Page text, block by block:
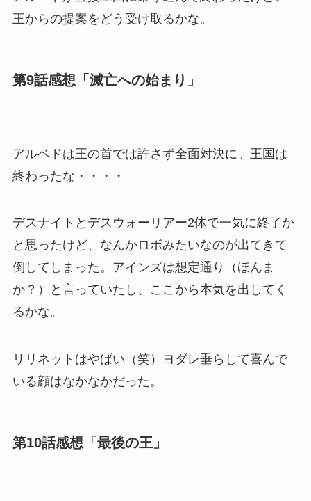
王からの提案をどう受け取るかな。
第9話感想「滅亡への始まり」
アルベドは王の首では許さず全面対決に。王国は
終わったな・・・・
デスナイトとデスウォーリアー2体で一気に終了か
と思ったけど、なんかロボみたいなのが出てきて
倒してしまった。アインズは想定通り（ほんま
か？）と言っていたし、ここから本気を出してく
るかな。
リリネットはやばい（笑）ヨダレ垂らして喜んで
いる顔はなかなかだった。
第10話感想「最後の王」